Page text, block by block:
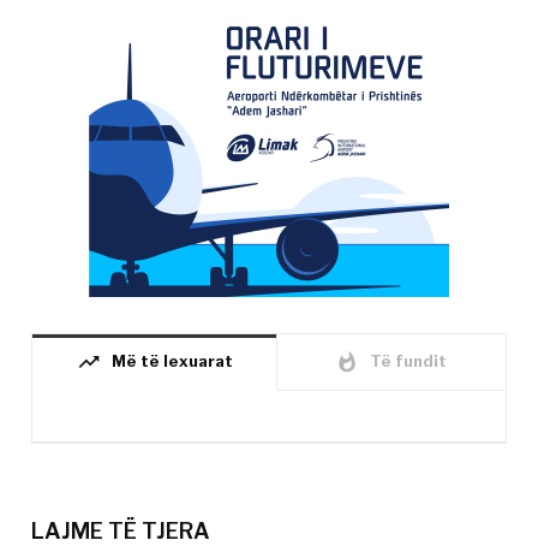
trending_up Më të lexuarat whatshot Të fundit
LAJME TË TJERA